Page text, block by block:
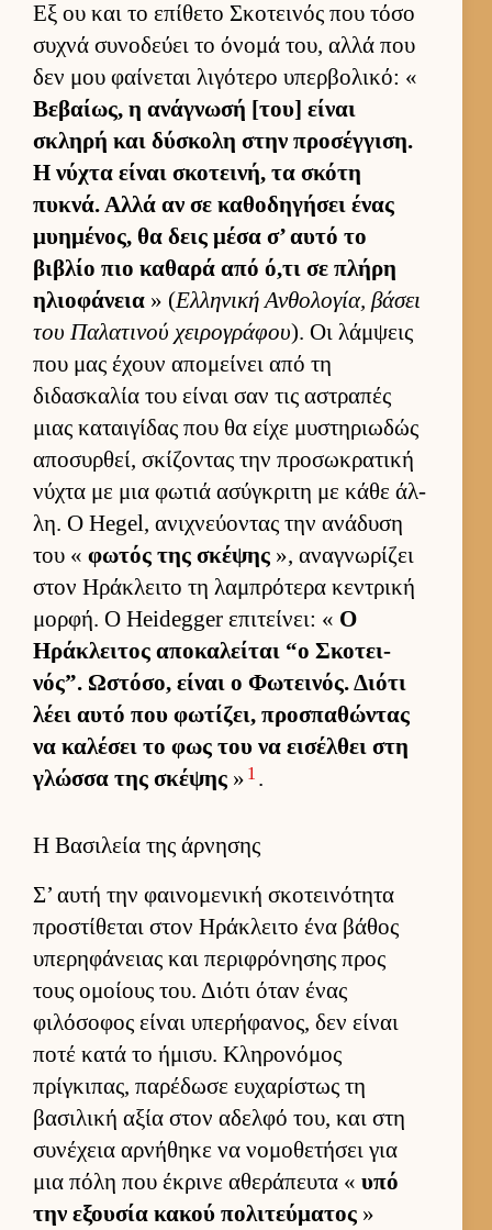
Εξ ου και το επίθετο Σκοτει­νός που τόσο
συχνά συνοδεύει το όνομά του, αλλά που
δεν μου φαί­νεται λιγότερο υπερ­βολικό: «
Βεβαί­ως, η ανάγνωσή [του] εί­ναι
σκληρή και δύσκολη στην προσέγ­γιση.
Η νύχτα εί­ναι σκοτει­νή, τα σκότη
πυκνά. Αλλά αν σε καθοδηγήσει ένας
μυημένος, θα δεις μέσα σ’ αυτό το
βιβλίο πιο καθαρά από ό,τι σε πλήρη
ηλιο­φάνεια » (Ελ­ληνική Αν­θολογία, βάσει
του Παλατινού χει­ρογράφου). Οι λάμ­ψεις
που μας έχουν απομεί­νει από τη
διδασκαλία του εί­ναι σαν τις αστραπές
μιας καται­γίδας που θα είχε μυστηριω­δώς
αποσυρ­θεί, σκίζοντας την προσωκρατική
νύχτα με μια φωτιά ασύγκριτη με κάθε άλ­
λη. Ο Hegel, ανιχνεύ­οντας την ανάδυση
του « φωτός της σκέψης », αναγνωρίζει
στον Ηράκλειτο τη λαμπρότερα κεντρική
μορ­φή. Ο Heidegger επιτεί­νει: « Ο
Ηράκλει­τος αποκαλεί­ται “ο Σκοτει­
νός”. Ωστόσο, εί­ναι ο Φωτει­νός. Διότι
λέει αυτό που φωτίζει, προσπαθώντας
να καλέσει το φως του να ει­σέλ­θει στη
γλώσσα της σκέψης » 1 .
Η Βασιλεία της άρνησης
Σ’ αυτή την φαι­νομενική σκοτει­νότητα
προστίθεται στον Ηράκλειτο ένα βάθος
υπερηφάνειας και περιφρόνησης προς
τους ομοί­ους του. Διότι όταν ένας
φιλόσοφος εί­ναι υπερήφανος, δεν εί­ναι
ποτέ κατά το ήμισυ. Κληρονόμος
πρίγκιπας, παρέδωσε ευ­χαρίστως τη
βασιλική αξία στον αδελφό του, και στη
συνέχεια αρ­νήθηκε να νομοθετήσει για
μια πόλη που έκρινε αθεράπευτα « υπό
την εξου­σία κακού πολιτεύ­ματος »